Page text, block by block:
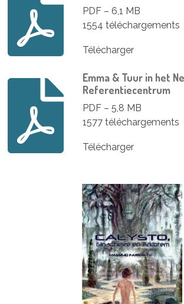
PDF – 6,1 MB
1554 téléchargements
Télécharger
Emma & Tuur in het
Referentiecentrum
PDF – 5,8 MB
1577 téléchargements
Télécharger